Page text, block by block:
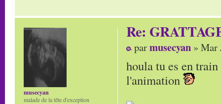
Re:
parmusecyan » Mar
houla tu es en
l'animation
musecyan
malade de la tête d'exception